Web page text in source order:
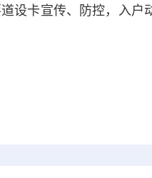
设卡宣传、防控，入户